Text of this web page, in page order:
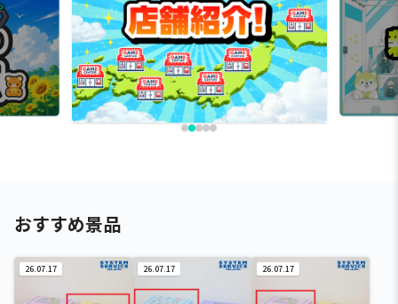
おすすめ景品
26.07.17 26.07.17 26.07.17